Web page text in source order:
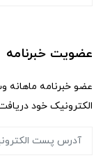
عضویت خبرنامه
عضو خبرنامه
الکترونیک خود